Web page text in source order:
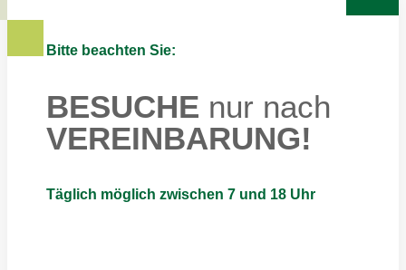
Bitte beachten Sie:
BESUCHE nur nach
VEREINBARUNG!
Täglich möglich zwischen 7 und 18 Uhr